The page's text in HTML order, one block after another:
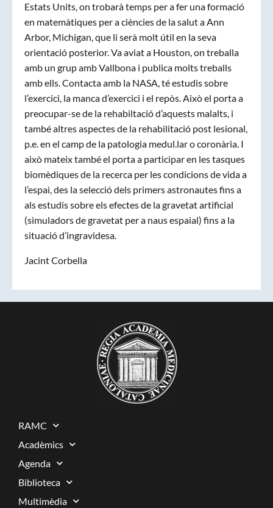
Estats Units, on trobarà temps per a fer una formació
en matemàtiques per a ciències de la salut a Ann
Arbor, Michigan, que li serà molt útil en la seva
orientació posterior. Va aviat a Houston, on treballa
amb un grup amb Vallbona i publica molts treballs
amb ells. Contacta amb la NASA, té estudis sobre
l’exercici, la manca d’exercici i el repòs. Això el porta a
preocupar-se de la rehabiltació d’aquests malalts, i
també altres aspectes de la rehabilitació post lesional,
p.e. en el camp de la patologia medul.lar o coronària. I
això mateix també el porta a participar en les tasques
biomèdiques de la recerca per les condicions de vida a
l’espai, des la selecció dels primers astronautes fins a
als estudis sobre els efectes de la gravetat artificial
(simuladors de gravetat per a naus espaial) fins a la
situació d’ingravidesa.
Jacint Corbella
RAMC
Acadèmics
Agenda
Biblioteca
Multimèdia